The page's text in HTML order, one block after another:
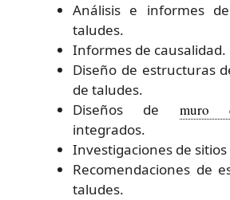
Análisis e informes de
taludes.
Informes de causalidad.
Diseño de estructuras
de taludes.
Diseños de muro
integrados.
Investigaciones de
Recomendaciones de
taludes.